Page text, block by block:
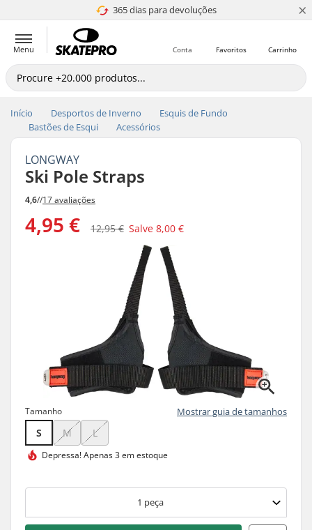
365 dias para devoluções
4.8 de 5 ×
Menu Carrinho
Favoritos
Conta
Início Desportos de Inverno
Esquis de Fundo
Bastões de Esqui
Acessórios
LONGWAY
Ski Pole Straps
4,6//17 avaliações
4,95 € 12,95 € Salve 8,00 €
Tamanho Mostrar guia de tamanhos
S M L
Depressa!Apenas 3 em estoque
1 peça